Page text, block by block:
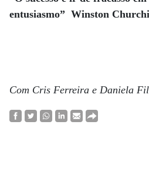
entusiasmo” Winston
Com Cris Ferreira e Daniela